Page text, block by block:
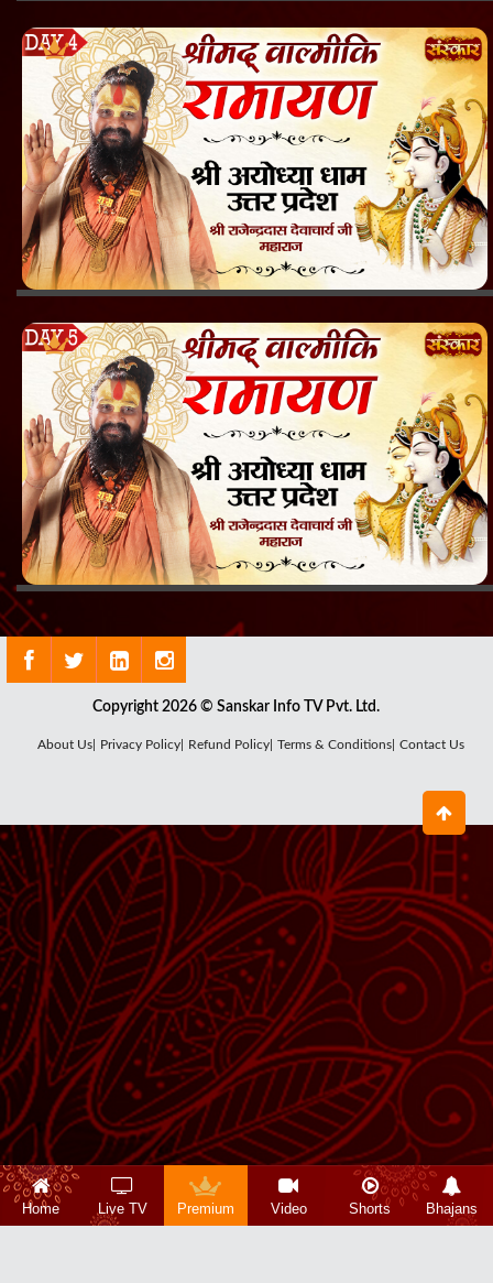
Copyright 2026 © Sanskar Info TV Pvt. Ltd.
About Us| Privacy Policy| Refund Policy| Terms & Conditions| Contact Us
Home Live TV Premium Video Shorts Bhajans